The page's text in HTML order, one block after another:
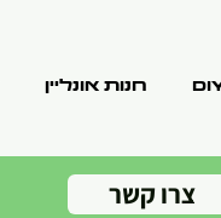
חנות אונליין
צרו קשר